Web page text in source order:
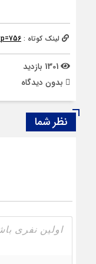
لینک کوتاه :
بدون دیدگاه
نظر شما